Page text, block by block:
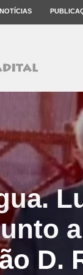
NOTÍCIAS
D.